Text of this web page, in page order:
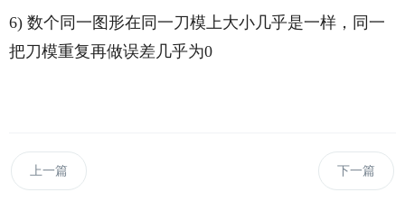
6) 数个同一图形在同一刀模上大小几乎是一样，同一
把刀模重复再做误差几乎为0
上一篇 下一篇